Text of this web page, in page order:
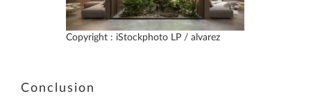
Copyright : iStockphoto LP / alvarez
Conclusion